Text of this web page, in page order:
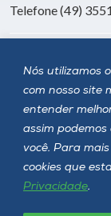
Nós utilizamos
com nosso site
entender
assim
você. Para
cookies que
Privacidade.
Telefone (49)
Siga a